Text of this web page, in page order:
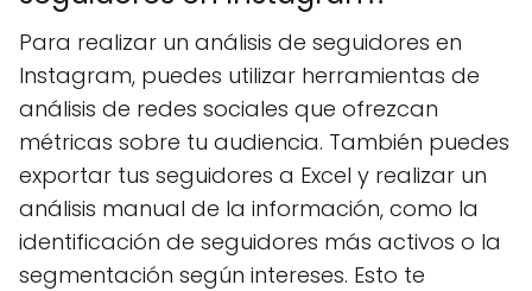
Para realizar un análisis de seguidores en
Instagram, puedes utilizar herramientas de
análisis de redes sociales que ofrezcan
métricas sobre tu audiencia. También puedes
exportar tus seguidores a Excel y realizar un
análisis manual de la información, como la
identificación de seguidores más activos o la
segmentación según intereses. Esto te